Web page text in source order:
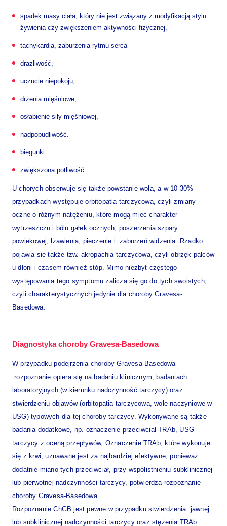
spadek masy ciała, który nie jest związany z modyfikacją stylu
żywienia czy zwiększeniem aktywności fizycznej,
tachykardia, zaburzenia rytmu serca
drażliwość,
uczucie niepokoju,
drżenia mięśniowe,
osłabienie siły mięśniowej,
nadpobudliwość.
biegunki
zwiększona potliwość
U chorych obserwuje się także powstanie wola, a w 10-30%
przypadkach występuje orbitopatia tarczycowa, czyli zmiany
oczne o różnym natężeniu, które mogą mieć charakter
wytrzeszczu i bólu gałek ocznych, poszerzenia szpary
powiekowej, łzawienia, pieczenie i zaburzeń widzenia. Rzadko
pojawia się także tzw. akropachia tarczycowa, czyli obrzęk palców
u dłoni i czasem również stóp. Mimo niezbyt częstego
występowania tego symptomu zalicza się go do tych swoistych,
czyli charakterystycznych jedynie dla choroby Gravesa-
Basedowa.
Diagnostyka choroby Gravesa-Basedowa
W przypadku podejrzenia choroby Gravesa-Basedowa
rozpoznanie opiera się na badaniu klinicznym, badaniach
laboratoryjnych (w kierunku nadczynność tarczycy) oraz
stwierdzeniu objawów (orbitopatia tarczycowa, wole naczyniowe w
USG) typowych dla tej choroby tarczycy. Wykonywane są także
badania dodatkowe, np. oznaczenie przeciwciał TRAb, USG
tarczycy z oceną przepływów, Oznaczenie TRAb, które wykonuje
się z krwi, uznawane jest za najbardziej efektywne, ponieważ
dodatnie miano tych przeciwciał, przy współistnieniu subklinicznej
lub pierwotnej nadczynności tarczycy, potwierdza rozpoznanie
choroby Gravesa-Basedowa.
Rozpoznanie ChGB jest pewne w przypadku stwierdzenia: jawnej
lub subklinicznej nadczynności tarczycy oraz stężenia TRAb